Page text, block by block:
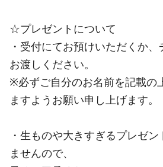
☆プレゼントについて
・受付にてお預けいただくか
お渡しください。
※必ずご自分のお名前を記載の
ますようお願い申し上げます。
・生ものや大きすぎるプレゼ
ませんので、